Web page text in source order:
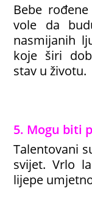
Bebe
vole da
nasmijanih
koje širi
stav u životu.
5. Mogu biti
Talentovani
svijet. Vrlo
lijepe